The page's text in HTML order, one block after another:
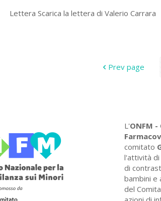
Lettera Scarica la lettera di Valerio Carrara
Prev page
L'ONFM -
comitato
l'attività di
di
bambini e
del